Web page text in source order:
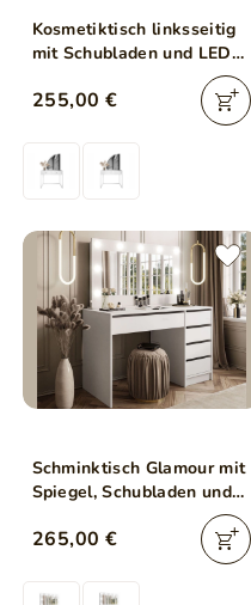
Kosmetiktisch linksseitig
mit Schubladen und LED-
Beleuchtung auf weißen
Beinen Clarette Weiß
255,00 €
Schminktisch Glamour mit
Spiegel, Schubladen und
265,00 €